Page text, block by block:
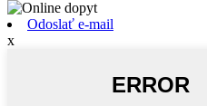
Odoslať e-mail
x